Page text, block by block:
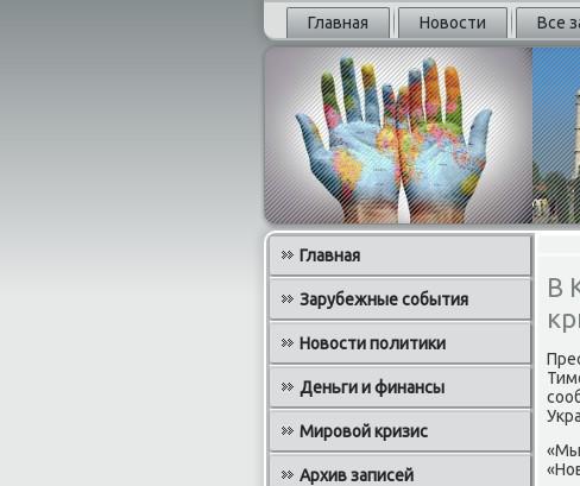
Главная Новости Все
Главная
Зарубежные события
Новости политики
Деньги и финансы
Мировой кризис
Архив записей
В
«Мы